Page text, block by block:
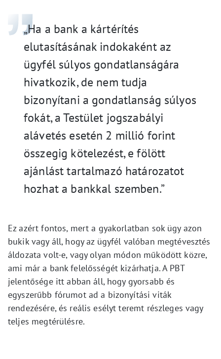
„Ha a bank a kártérítés
elutasításának indokaként az
ügyfél súlyos gondatlanságára
hivatkozik, de nem tudja
bizonyítani a gondatlanság súlyos
fokát, a Testület jogszabályi
alávetés esetén 2 millió forint
összegig kötelezést, e fölött
ajánlást tartalmazó határozatot
hozhat a bankkal szemben.”
Ez azért fontos, mert a gyakorlatban sok ügy azon
bukik vagy áll, hogy az ügyfél valóban megtévesztés
áldozata volt-e, vagy olyan módon működött közre,
ami már a bank felelősségét kizárhatja. A PBT
jelentősége itt abban áll, hogy gyorsabb és
egyszerűbb fórumot ad a bizonyítási viták
rendezésére, és reális esélyt teremt részleges vagy
teljes megtérülésre.